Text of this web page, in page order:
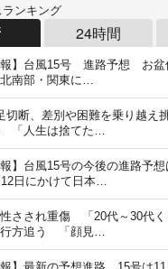
ンキング
24時間
報】台風15号 進路予想 お盆
南部・関東に…
切断、差別や困難を乗り越え
「人生は捨てた…
報】台風15号の今後の進路予
12日にかけて日本…
さされ重傷 「20代～30代く
行方追う 「顔見…